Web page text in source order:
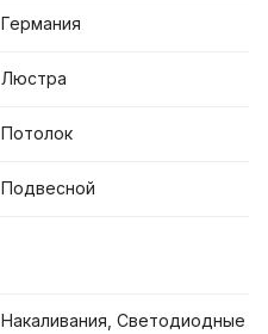
Германия
Люстра
Потолок
Подвесной
Накаливания, Светодиодные